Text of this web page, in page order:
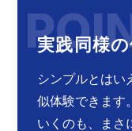
実践同様
シンプルとはい
似体験できます
いくのも、まさ